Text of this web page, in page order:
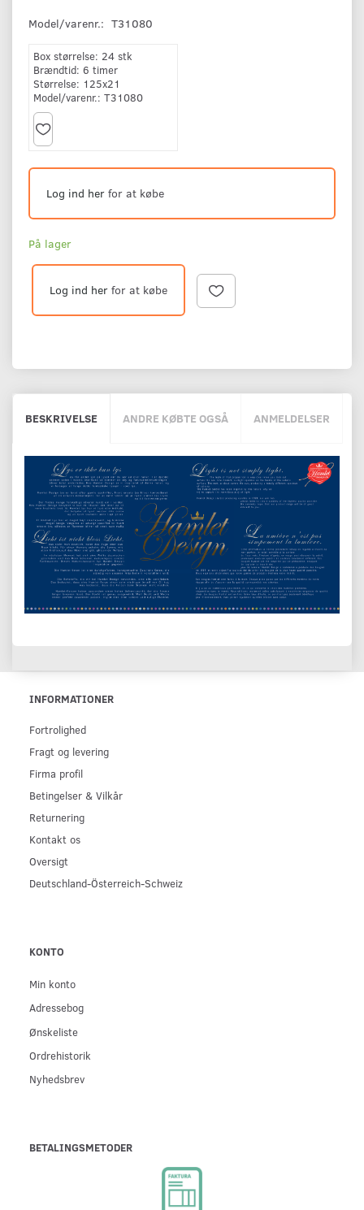
Model/varenr.: T31080
Box størrelse: 24 stk
Brændtid: 6 timer
Størrelse: 125x21
Model/varenr.: T31080
Log ind her for at købe
På lager
Log ind her for at købe
BESKRIVELSE ANDRE KØBTE OGSÅ ANMELDELSER
INFORMATIONER
Fortrolighed
Fragt og levering
Firma profil
Betingelser & Vilkår
Returnering
Kontakt os
Oversigt
Deutschland-Österreich-Schweiz
KONTO
Min konto
Adressebog
Ønskeliste
Ordrehistorik
Nyhedsbrev
BETALINGSMETODER